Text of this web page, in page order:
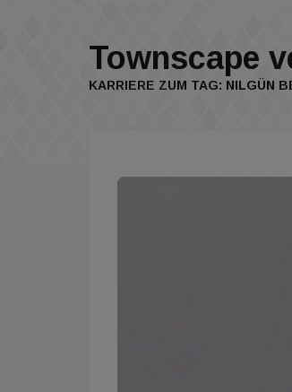
Townscape
KARRIERE ZUM TAG: NILGÜN